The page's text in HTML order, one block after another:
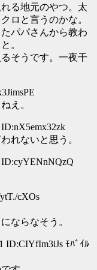
る地元のやつ。太
ロと言うのかな。
パパさんから教わ
。
そうです。一夜干
え。
ID:nX5emx32zk
れないと思う。
ID:cyYENnNQzQ
cXOs
ならなそう。
ID:CIYfIm3iJs ﾓﾊﾞｲﾙ